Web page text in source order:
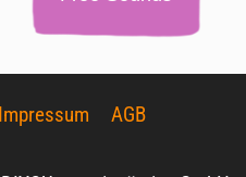
Impressum
AGB